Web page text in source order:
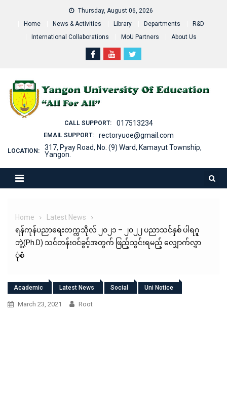
Thursday, August 06, 2026
Home
News & Activities Library Departments
R&D
International Collaborations
MoU Partners About Us
CALL SUPPORT: 017513234
EMAIL SUPPORT: rectoryuoe@gmail.com
LOCATION:
317, Pyay Road, No. (9) Ward, Kamayut Township,
Yangon.
Home
Latest News
ရန်ကုန်ပညာရေးတက္ကသိုလ် ၂၀၂၁ – ၂၀၂၂ ပညာသင်နှစ် ပါရဂူ
ဘွဲ့(Ph.D) သင်တန်းဝင်ခွင့်အတွက် ဖြည့်သွင်းရမည့် လျှောက်လွှာ
ပုံစံ
Academic Latest News Social Uni Notice
March 23, 2021 Root